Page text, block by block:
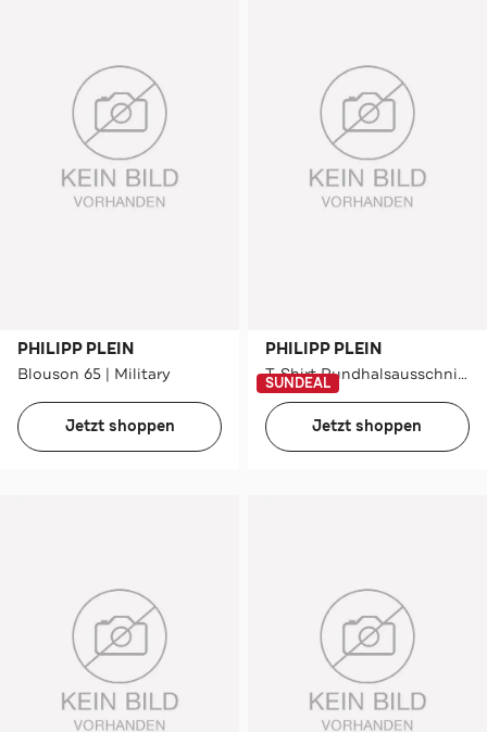
PHILIPP PLEIN
Blouson 65 | Military
Jetzt shoppen
PHILIPP PLEIN
T-Shirt Rundhalsausschnitt Ss
SUNDEAL
Jetzt shoppen